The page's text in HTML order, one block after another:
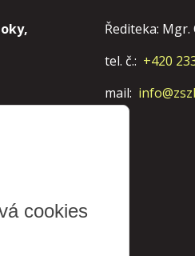
Řediteka: Mgr.
tel. č.: +420
mail:
cookies